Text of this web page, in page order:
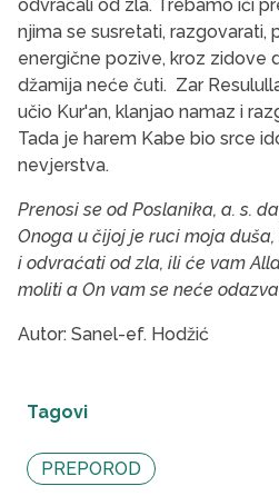
odvraćali od zla. Trebamo ići
njima se susretati, razgovarati,
energične pozive, kroz zidove
džamija neće čuti. Zar
učio Kur'an, klanjao namaz i
Tada je harem Kabe bio srce
nevjerstva.
Prenosi se od Poslanika, a. s.
Onoga u čijoj je ruci moja
i odvraćati od zla, ili će vam
moliti a On vam se neće
Autor: Sanel-ef. Hodžić
Tagovi
PREPOROD